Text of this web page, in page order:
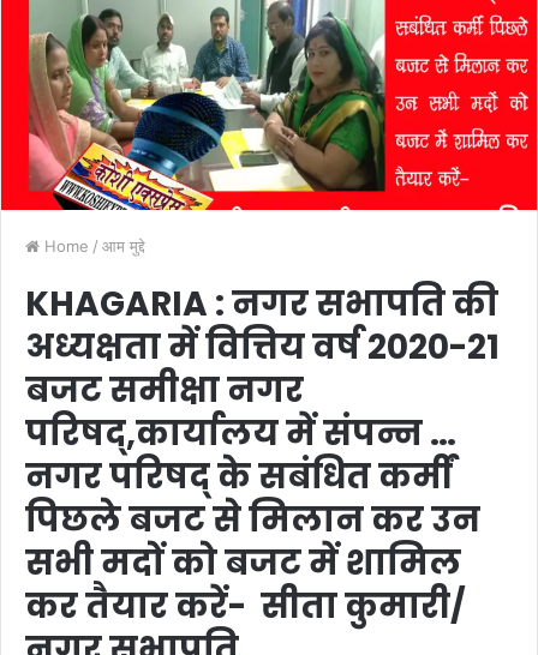
Home / आम मुद्दे
KHAGARIA : नगर सभापति की
अध्यक्षता में वित्तिय वर्ष 2020-21
बजट समीक्षा नगर
परिषद्,कार्यालय में संपन्न …
नगर परिषद् के सबंधित कर्मीं
पिछले बजट से मिलान कर उन
सभी मदों को बजट में शामिल
कर तैयार करें- सीता कुमारी/